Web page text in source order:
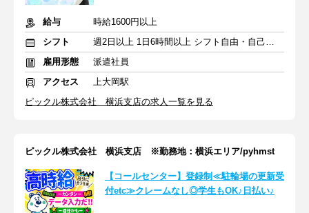
給与
時給1600円以上
シフト
週2日以上 1日6時間以上 シフト自由・自己申告
雇用形態
派遣社員
アクセス
上大岡駅
ピックル株式会社 横浜支店の求人一覧を見る
ピックル株式会社 横浜支店 ※勤務地：横浜エリア/pyhmst
【コールセンター】登録制≪駐輪場の更新受
付etc≫クレームなし◎学生もOK♪日払い♪